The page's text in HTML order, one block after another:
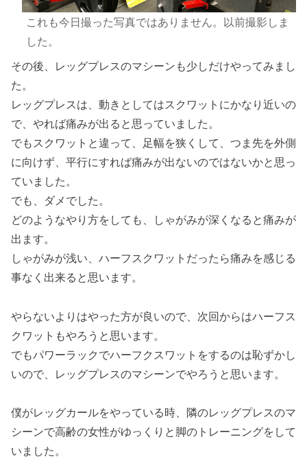
これも今日撮った写真ではありません。以前撮影しま
した。
その後、レッグプレスのマシーンも少しだけやってみまし
た。
レッグプレスは、動きとしてはスクワットにかなり近いの
で、やれば痛みが出ると思っていました。
でもスクワットと違って、足幅を狭くして、つま先を外側
に向けず、平行にすれば痛みが出ないのではないかと思っ
ていました。
でも、ダメでした。
どのようなやり方をしても、しゃがみが深くなると痛みが
出ます。
しゃがみが浅い、ハーフスクワットだったら痛みを感じる
事なく出来ると思います。
やらないよりはやった方が良いので、次回からはハーフス
クワットもやろうと思います。
でもパワーラックでハーフクスワットをするのは恥ずかし
いので、レッグプレスのマシーンでやろうと思います。
僕がレッグカールをやっている時、隣のレッグプレスのマ
シーンで高齢の女性がゆっくりと脚のトレーニングをして
いました。